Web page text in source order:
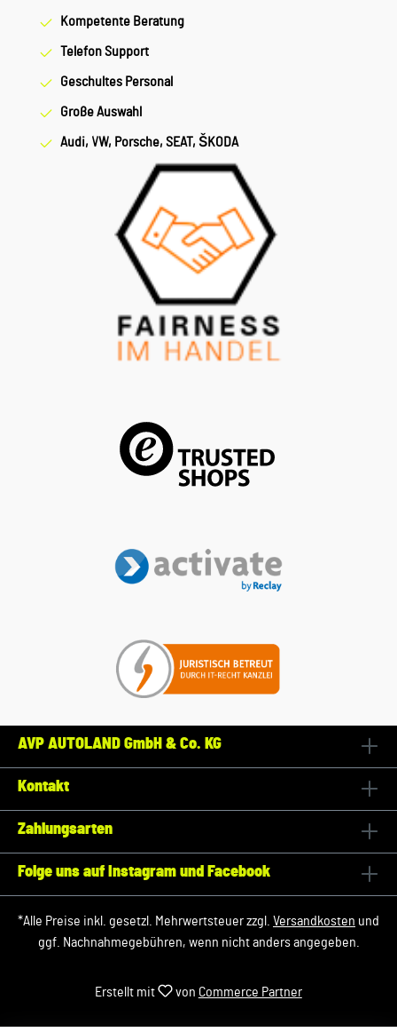
Kompetente Beratung
Telefon Support
Geschultes Personal
Große Auswahl
Audi, VW, Porsche, SEAT, ŠKODA
AVP AUTOLAND GmbH & Co. KG
Kontakt
Zahlungsarten
Folge uns auf Instagram und Facebook
*Alle Preise inkl. gesetzl. Mehrwertsteuer zzgl. Versandkosten und
ggf. Nachnahmegebühren, wenn nicht anders angegeben.
Erstellt mit von Commerce Partner